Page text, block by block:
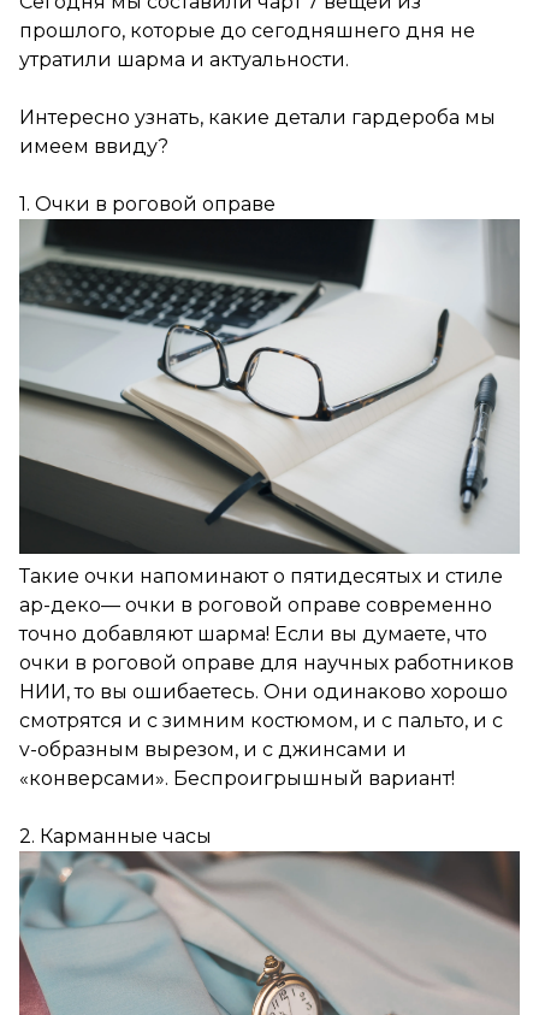
прошлого, которые до сегодняшнего дня не
утратили шарма и актуальности.
Интересно узнать, какие детали гардероба мы
имеем ввиду?
1. Очки в роговой оправе
Такие очки напоминают о пятидесятых и стиле
ар-деко— очки в роговой оправе современно
точно добавляют шарма! Если вы думаете, что
очки в роговой оправе для научных работников
НИИ, то вы ошибаетесь. Они одинаково хорошо
смотрятся и с зимним костюмом, и с пальто, и с
v-образным вырезом, и с джинсами и
«конверсами». Беспроигрышный вариант!
2. Карманные часы